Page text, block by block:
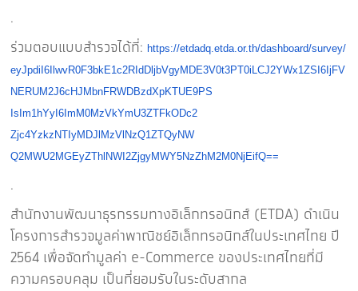
.
ร่วมตอบแบบสำรวจได้ที่: https://etdadq.etda.or.th/dashboard/survey/
eyJpdiI6IlwvR0F3bkE1c2RIdDljbVgyMDE3V0t3PT0iLCJ2YWx1ZSI6IjFV
NERUM2J6cHJMbnFRWDBzdXpKTUE9PS
IsIm1hYyI6ImM0MzVkYmU3ZTFkODc2
Zjc4YzkzNTIyMDJlMzVlNzQ1ZTQyNW
Q2MWU2MGEyZThlNWI2ZjgyMWY5NzZhM2M0NjEifQ==
.
สำนักงานพัฒนาธุรกรรมทางอิเล็กทรอนิกส์ (ETDA) ดำเนิน
โครงการสำรวจมูลค่าพาณิชย์อิเล็กทรอนิกส์ในประเทศไทย ปี
2564 เพื่อจัดทำมูลค่า e-Commerce ของประเทศไทยที่มี
ความครอบคลุม เป็นที่ยอมรับในระดับสากล